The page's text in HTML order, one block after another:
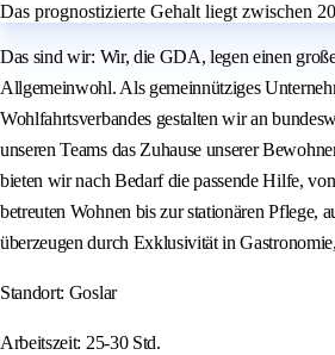
Das prognostizierte Gehalt liegt zwischen
Das sind wir: Wir, die GDA, legen einen
Allgemeinwohl. Als gemeinnütziges
Wohlfahrtsverbandes gestalten wir an
unseren Teams das Zuhause unserer
bieten wir nach Bedarf die passende Hilfe,
betreuten Wohnen bis zur stationären Pflege,
überzeugen durch Exklusivität in
Standort: Goslar
Arbeitszeit: 25-30 Std.